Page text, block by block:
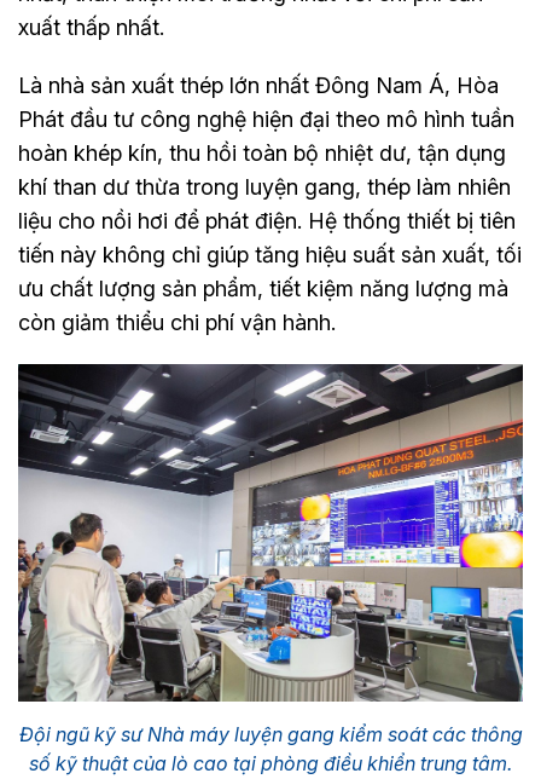
xuất thấp nhất.
Là nhà sản xuất thép lớn nhất Đông Nam Á, Hòa
Phát đầu tư công nghệ hiện đại theo mô hình tuần
hoàn khép kín, thu hồi toàn bộ nhiệt dư, tận dụng
khí than dư thừa trong luyện gang, thép làm nhiên
liệu cho nồi hơi để phát điện. Hệ thống thiết bị tiên
tiến này không chỉ giúp tăng hiệu suất sản xuất, tối
ưu chất lượng sản phẩm, tiết kiệm năng lượng mà
còn giảm thiểu chi phí vận hành.
Đội ngũ kỹ sư Nhà máy luyện gang kiểm soát các thông
số kỹ thuật của lò cao tại phòng điều khiển trung tâm.